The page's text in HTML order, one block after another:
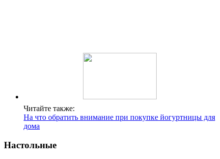
Читайте также:
На что обратить внимание при покупке йогуртницы для
дома
Настольные